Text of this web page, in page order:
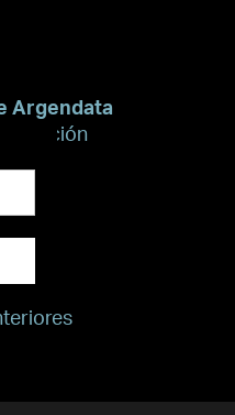
Argendata